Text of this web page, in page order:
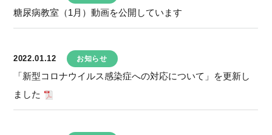
糖尿病教室（1月）動画を公開しています
2022.01.12 お知らせ
「新型コロナウイルス感染症への対応について」を更新し
ました